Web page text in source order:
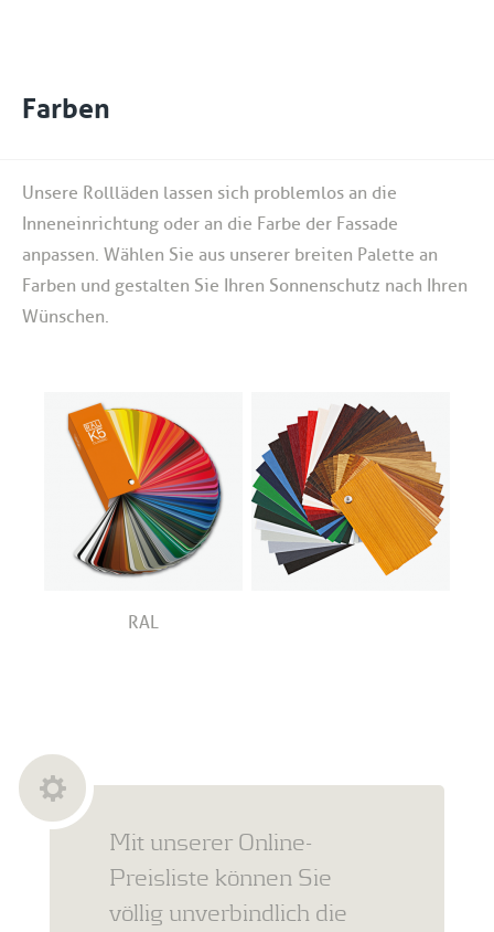
Farben
Unsere Rollläden lassen sich problemlos an die
Inneneinrichtung oder an die Farbe der Fassade
anpassen. Wählen Sie aus unserer breiten Palette an
Farben und gestalten Sie Ihren Sonnenschutz nach Ihren
Wünschen.
RAL
Mit unserer Online-
Preisliste können Sie
völlig unverbindlich die